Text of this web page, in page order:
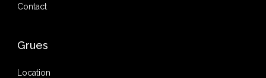
Contact
Grues
Location